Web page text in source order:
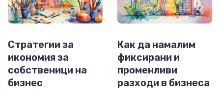
Стратегии за
икономия за
собственици на
бизнес
Как да намалим
фиксирани и
променливи
разходи в бизнесa